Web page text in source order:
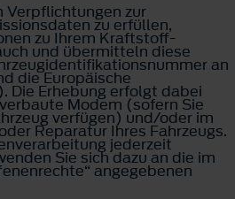
Verpflichtungen zur
zu erfüllen,
zu Ihrem Kraftstoff-
und übermitteln diese
an
die Europäische
Die Erhebung erfolgt dabei
Modem (sofern Sie
verfügen) und/oder im
Reparatur Ihres Fahrzeugs.
jederzeit
Sie sich dazu an die im
angegebenen